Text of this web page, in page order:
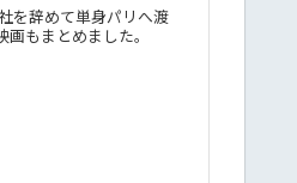
を辞めて単身パリへ渡
もまとめました。